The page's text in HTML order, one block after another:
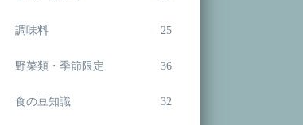
調味料 25
野菜類・季節限定 36
食の豆知識 32